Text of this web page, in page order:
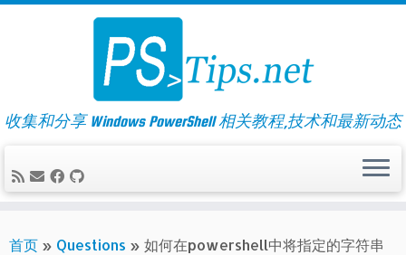
Skip
收集和分享 Windows PowerShell 相关教程,技术和最新动态
首页 » Questions » 如何在powershell中将指定的字符串